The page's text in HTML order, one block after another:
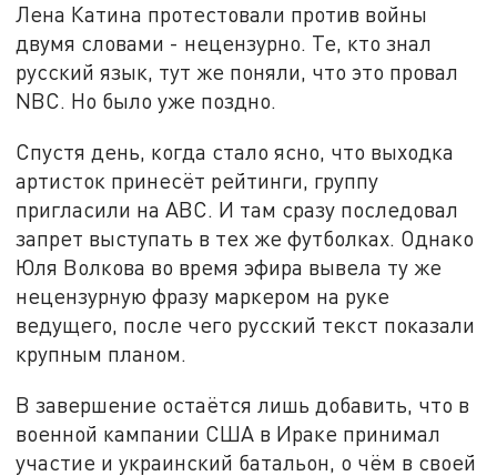
Лена Катина протестовали против войны
двумя словами - нецензурно. Те, кто знал
русский язык, тут же поняли, что это провал
NBC. Но было уже поздно.
Спустя день, когда стало ясно, что выходка
артисток принесёт рейтинги, группу
пригласили на ABC. И там сразу последовал
запрет выступать в тех же футболках. Однако
Юля Волкова во время эфира вывела ту же
нецензурную фразу маркером на руке
ведущего, после чего русский текст показали
крупным планом.
В завершение остаётся лишь добавить, что в
военной кампании США в Ираке принимал
участие и украинский батальон, о чём в своей